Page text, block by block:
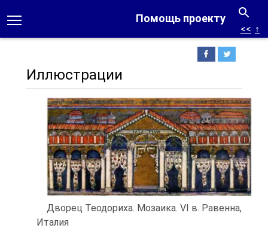
Помощь проекту
<< ↑
Иллюстрации
Дворец Теодориха. Мозаика. VI в. Равенна,
Италия